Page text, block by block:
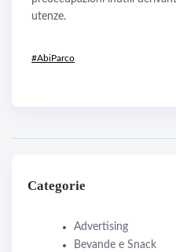
utenze.
#AbiParco
Categorie
Advertising
Bevande e Snack